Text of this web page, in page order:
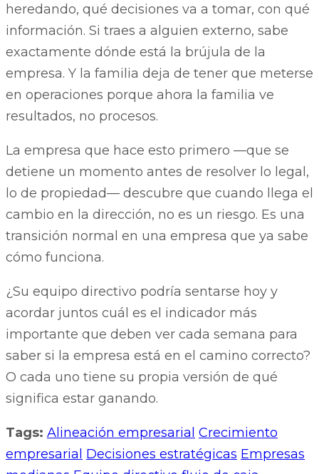
heredando, qué decisiones va a tomar, con qué
información. Si traes a alguien externo, sabe
exactamente dónde está la brújula de la
empresa. Y la familia deja de tener que meterse
en operaciones porque ahora la familia ve
resultados, no procesos.
La empresa que hace esto primero —que se
detiene un momento antes de resolver lo legal,
lo de propiedad— descubre que cuando llega el
cambio en la dirección, no es un riesgo. Es una
transición normal en una empresa que ya sabe
cómo funciona.
¿Su equipo directivo podría sentarse hoy y
acordar juntos cuál es el indicador más
importante que deben ver cada semana para
saber si la empresa está en el camino correcto?
O cada uno tiene su propia versión de qué
significa estar ganando.
Tags: Alineación empresarial Crecimiento
empresarial Decisiones estratégicas Empresas